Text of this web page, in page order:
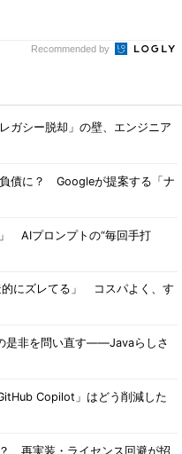
Recommended by
ガシー脱却」の壁、エンジニア
債に？ Googleが提案する「ナ
AIプロンプトの“毎回手打
的にズレてる」 コスパよく、す
是非を問い直す――Javaらしさ
Copilot」はどう削減した
再実装・ライセンス回避が招